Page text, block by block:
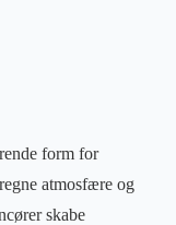
form for
atmosfære og
skabe